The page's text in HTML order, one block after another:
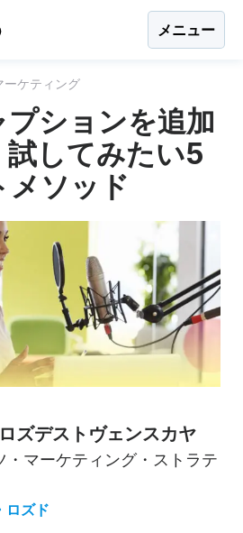
メニュー
ーケティング
ションを追加
してみたい5
メソッド
ズデストヴェンスカヤ
・マーケティング・ストラテ
ロズド